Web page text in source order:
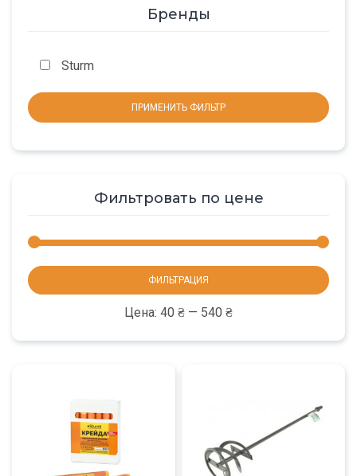
Бренды
Sturm
ПРИМЕНИТЬ ФИЛЬТР
Фильтровать по цене
ФИЛЬТРАЦИЯ
Цена: 40 ₴ — 540 ₴